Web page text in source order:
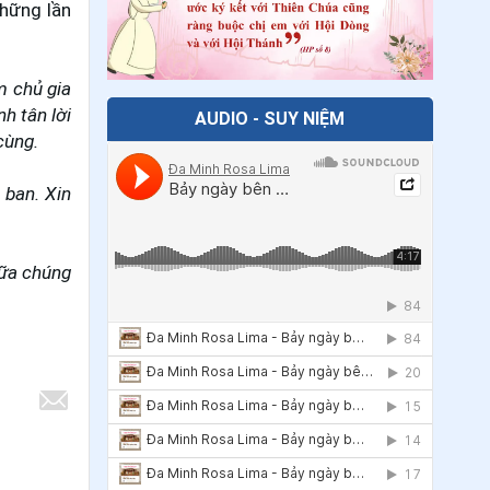
lần
chủ gia
tân lời
Xin
chúng
28 .Ngày 04/7 - Thánh Êlisabet Bồ
Đào Nha
29.Ngày 04/7 Thánh Giuse Nguyễn
Đình Uyển
30. Ngày 03/7 - Thánh Tôma tông đồ
Văn Minh
33.Ngày 29/6 - Thánh Phêrô Tông đồ
34 .Ngày 28/6 - Thánh Irênê
35 .Ngày 27/6 Thánh Tô-ma Toán
AUDIO - SUY NIỆM